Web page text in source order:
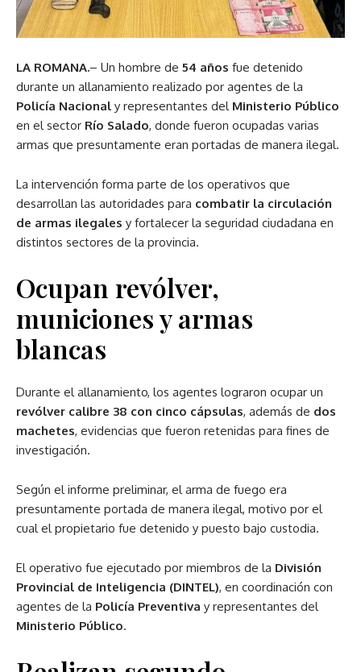
LA ROMANA.– Un hombre de 54 años fue detenido
durante un allanamiento realizado por agentes de la
Policía Nacional y representantes del Ministerio Público
en el sector Río Salado, donde fueron ocupadas varias
armas que presuntamente eran portadas de manera ilegal.
La intervención forma parte de los operativos que
desarrollan las autoridades para combatir la circulación
de armas ilegales y fortalecer la seguridad ciudadana en
distintos sectores de la provincia.
Ocupan revólver,
municiones y armas
blancas
Durante el allanamiento, los agentes lograron ocupar un
revólver calibre 38 con cinco cápsulas, además de dos
machetes, evidencias que fueron retenidas para fines de
investigación.
Según el informe preliminar, el arma de fuego era
presuntamente portada de manera ilegal, motivo por el
cual el propietario fue detenido y puesto bajo custodia.
El operativo fue ejecutado por miembros de la División
Provincial de Inteligencia (DINTEL), en coordinación con
agentes de la Policía Preventiva y representantes del
Ministerio Público.